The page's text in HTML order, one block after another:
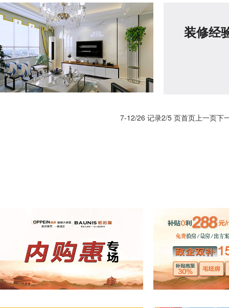
装修经
7-12/26 记录2/5 页首页上一页下